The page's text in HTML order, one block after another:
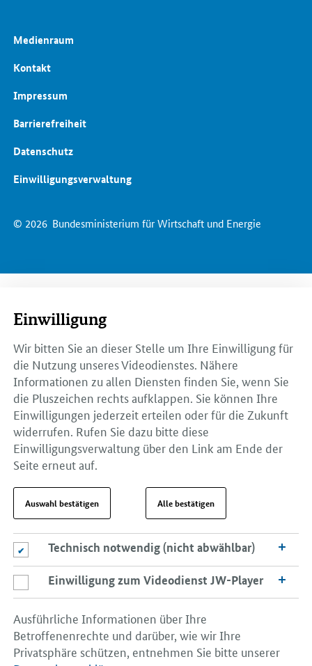
© 2026 Bundesministerium für Wirtschaft und Energie
Medienraum
Kontakt
Impressum
Barrierefreiheit
Datenschutz
Einwilligungsverwaltung
Einwilligung
Wir bitten Sie an dieser Stelle um Ihre Einwilligung für
die Nutzung unseres Videodienstes. Nähere
Informationen zu allen Diensten finden Sie, wenn Sie
die Pluszeichen rechts aufklappen. Sie können Ihre
Einwilligungen jederzeit erteilen oder für die Zukunft
widerrufen. Rufen Sie dazu bitte diese
Einwilligungsverwaltung über den Link am Ende der
Seite erneut auf.
Auswahl bestätigen Alle bestätigen
Technisch notwendig (nicht abwählbar)
Technisch notwendig (nicht abwählbar)
Einwilligung zum Videodienst JW-Player
Einwilligung zum Videodienst JW-Player
Ausführliche Informationen über Ihre
Betroffenenrechte und darüber, wie wir Ihre
Privatsphäre schützen, entnehmen Sie bitte unserer